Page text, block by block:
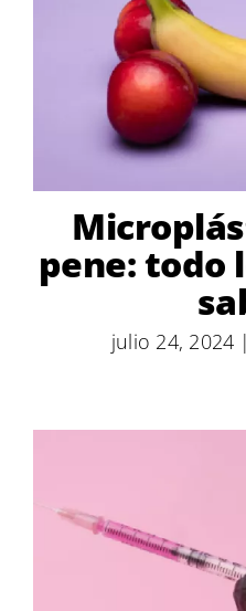
pene: todo
julio 24, 2024 |